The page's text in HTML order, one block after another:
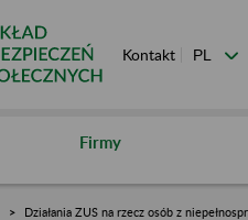
Kontakt
Firmy
Działania ZUS na rzecz osób z